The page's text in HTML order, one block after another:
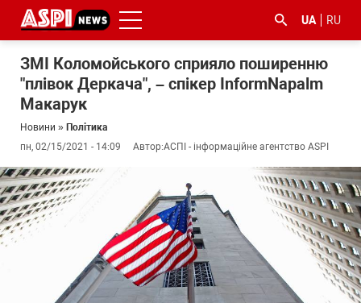
UA RU
ЗМІ Коломойського сприяло поширенню
"плівок Деркача", – спікер InformNapalm
Макарук
Новини » Політика
пн, 02/15/2021 - 14:09
Автор:АСПІ - інформаційне агентство ASPI
#ООС
#боротьба
з
корупцією
#Київ #коронавірус